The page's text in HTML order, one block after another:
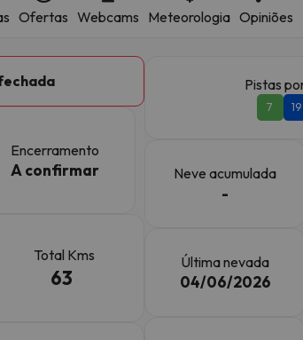
Seeker perdeu o seu caminho. Assim que
Ofertas Webcams Meteorologia Opiniões
Encerramento
A confirmar
Total Kms
63
Pistas
7 19
Neve acumulada
-
Última nevada
04/06/2026